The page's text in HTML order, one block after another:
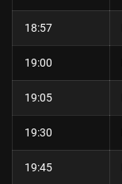
18:57
19:00
19:05
19:30
19:45